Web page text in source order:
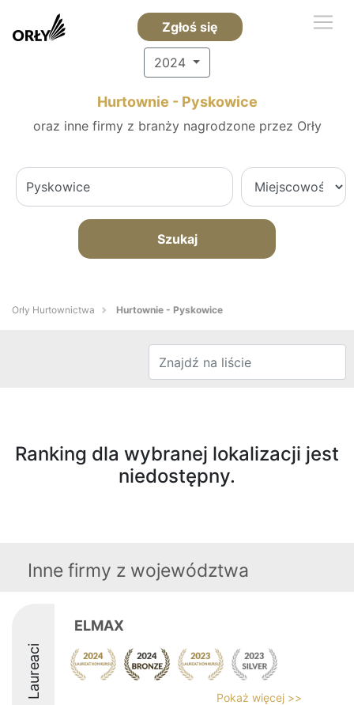
Zgłoś się
2024
Hurtownie - Pyskowice
oraz inne firmy z branży nagrodzone przez Orły
Szukaj
Orły Hurtownictwa Hurtownie - Pyskowice
Ranking dla wybranej lokalizacji jest
niedostępny.
Inne firmy z województwa
Laureaci
ELMAX
Pokaż więcej >>